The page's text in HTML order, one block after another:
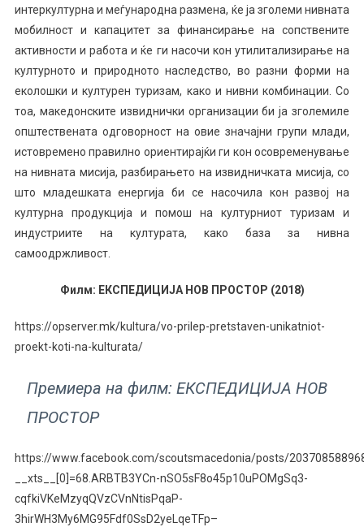
интеркултурна и меѓународна размена, ќе ја зголеми нивната
мобилност и капацитет за финансирање на сопствените
активности и работа и ќе ги насочи кон утилитализирање на
културното и природното наследство, во разни форми на
еколошки и културен туризам, како и нивни комбинации. Со
тоа, македонските извиднички организации би ја зголемиле
општествената одговорност на овие значајни групи млади,
истовремено правилно ориентирајќи ги кон осовременување
на нивната мисија, разбирањето на извидничката мисија, со
што младешката енергија би се насочила кон развој на
културна продукција и помош на културниот туризам и
индустриите на културата, како база за нивна
самоодржливост.
Филм: ЕКСПЕДИЦИЈА НОВ ПРОСТОР (2018)
https://opserver.mk/kultura/vo-prilep-pretstaven-unikatniot-
proekt-koti-na-kulturata/
Премиера на филм: ЕКСПЕДИЦИЈА НОВ
ПРОСТОР
https://www.facebook.com/scoutsmacedonia/posts/
__xts__[0]=68.ARBTB3YCn-nSO5sF8o45p10uPOMgSq3-
cqfkiVKeMzyqQVzCVnNtisPqaP-
3hirWH3My6MG95Fdf0SsD2yeLqeTFp–